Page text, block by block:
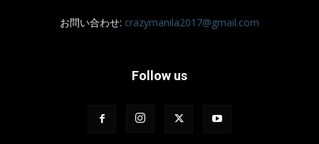
お問い合わせ: crazymanila2017@gmail.com
Follow us